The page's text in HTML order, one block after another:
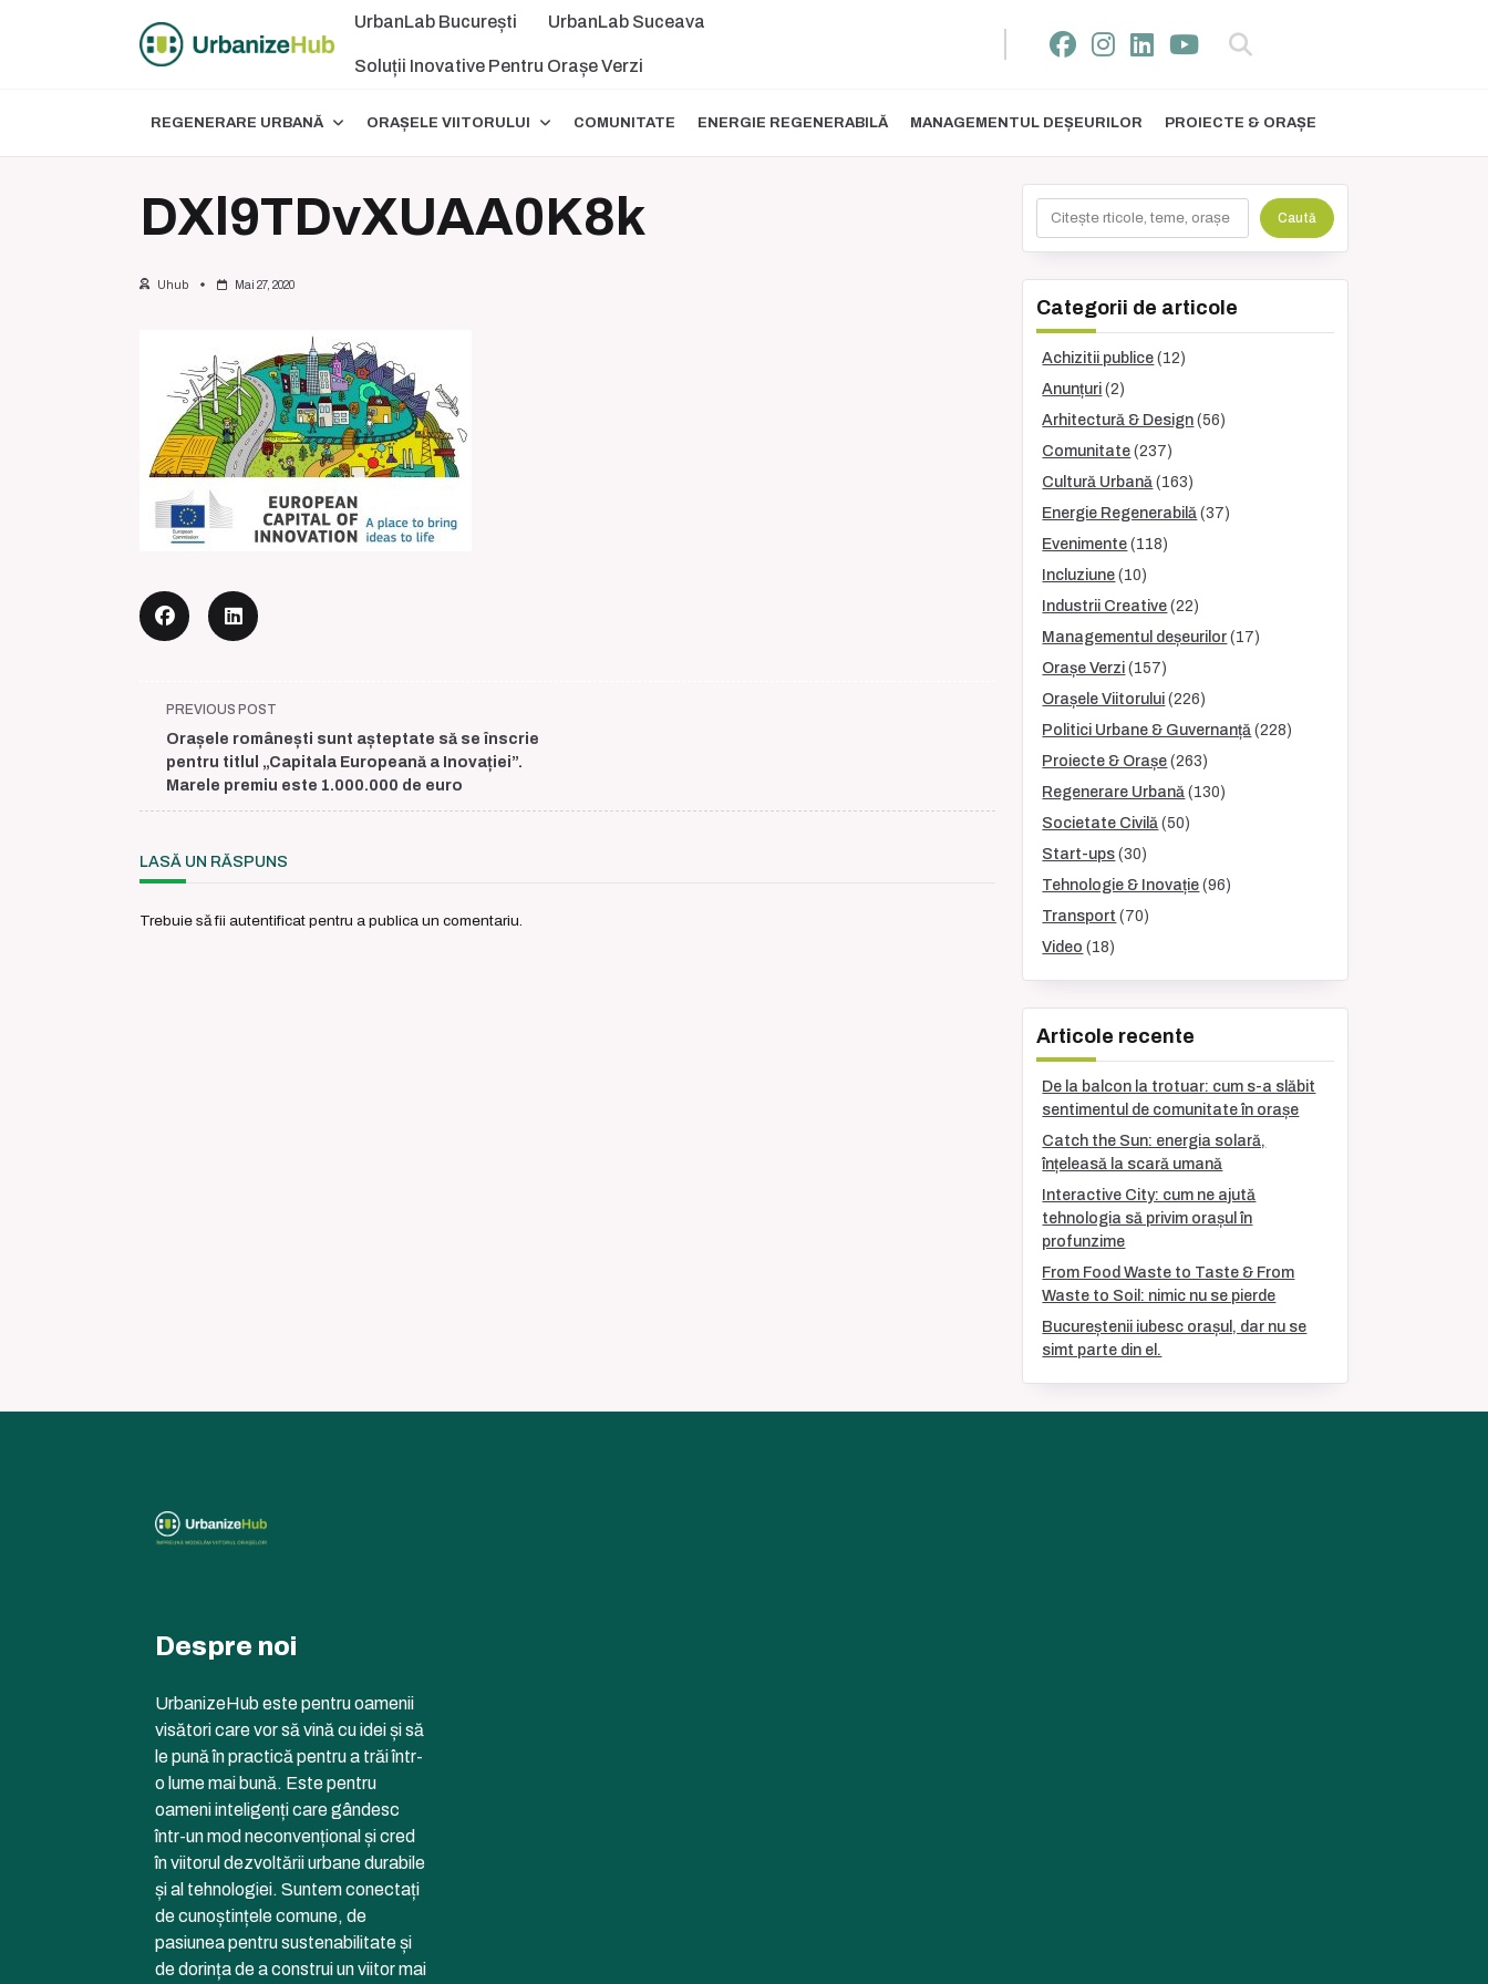
UrbanLab București UrbanLab Suceava
Soluții Inovative Pentru Orașe Verzi
REGENERARE URBANĂ ORAȘELE VIITORULUI COMUNITATE ENERGIE REGENERABILĂ MANAGEMENTUL DEȘEURILOR PROIECTE & ORAȘE
DXl9TDvXUAA0K8k
Uhub Mai 27, 2020
<span
class="nav-
subtitle
screen-
reader-
PREVIOUS POST
Orașele românești sunt așteptate să se înscrie
pentru titlul „Capitala Europeană a Inovației”.
Marele premiu este 1.000.000 de euro
LASĂ UN RĂSPUNS
Trebuie să fii autentificat pentru a publica un comentariu.
Caută
Categorii de articole
Achizitii publice (12)
Anunțuri (2)
Arhitectură & Design (56)
Comunitate (237)
Cultură Urbană (163)
Energie Regenerabilă (37)
Evenimente (118)
Incluziune (10)
Industrii Creative (22)
Managementul deșeurilor (17)
Orașe Verzi (157)
Orașele Viitorului (226)
Politici Urbane & Guvernanță (228)
Proiecte & Orașe (263)
Regenerare Urbană (130)
Societate Civilă (50)
Start-ups (30)
Tehnologie & Inovație (96)
Transport (70)
Video (18)
Articole recente
De la balcon la trotuar: cum s-a slăbit
sentimentul de comunitate în orașe
Catch the Sun: energia solară,
înțeleasă la scară umană
Interactive City: cum ne ajută
tehnologia să privim orașul în
profunzime
From Food Waste to Taste & From
Waste to Soil: nimic nu se pierde
Bucureștenii iubesc orașul, dar nu se
simt parte din el.
Despre noi
UrbanizeHub este pentru oamenii
visători care vor să vină cu idei și să
le pună în practică pentru a trăi într-
o lume mai bună. Este pentru
oameni inteligenți care gândesc
într-un mod neconvențional și cred
în viitorul dezvoltării urbane durabile
și al tehnologiei. Suntem conectați
de cunoștințele comune, de
pasiunea pentru sustenabilitate și
de dorința de a construi un viitor mai